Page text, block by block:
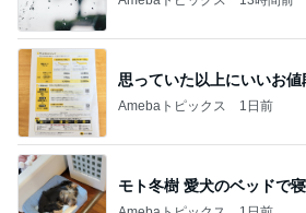
思っていた以上にいいお値
Amebaトピックス 1日前
モト冬樹 愛犬のベッドで
Amebaトピックス 1日前